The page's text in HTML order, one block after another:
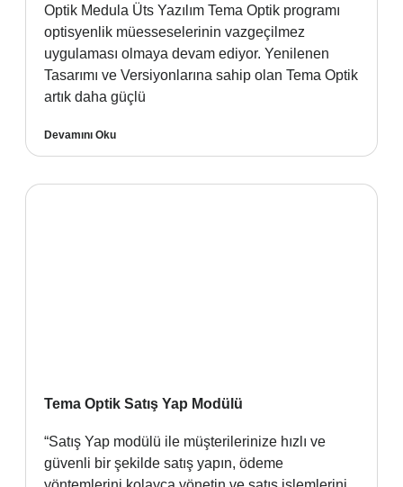
Optik Medula Üts Yazılım Tema Optik programı
optisyenlik müesseselerinin vazgeçilmez
uygulaması olmaya devam ediyor. Yenilenen
Tasarımı ve Versiyonlarına sahip olan Tema Optik
artık daha güçlü
Devamını Oku
Tema Optik Satış Yap Modülü
“Satış Yap modülü ile müşterilerinize hızlı ve
güvenli bir şekilde satış yapın, ödeme